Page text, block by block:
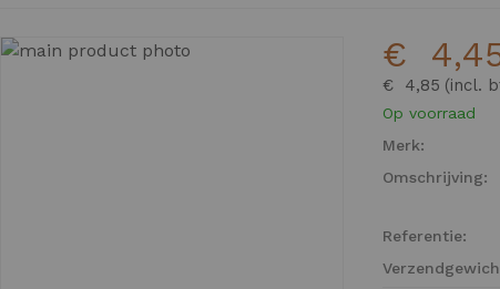
Ga
€ 4,85
€
Op voorraad
Merk:
Omschrijving:
Referentie: